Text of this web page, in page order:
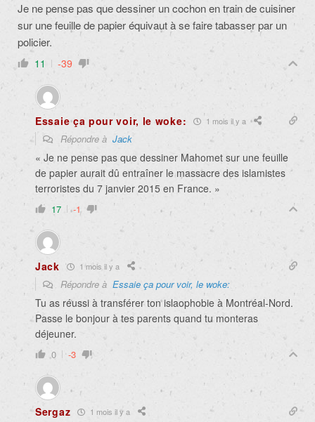
Je ne pense pas que dessiner un cochon en train de cuisiner
sur une feuille de papier équivaut à se faire tabasser par un
policier.
11 -39
Essaie ça pour voir, le woke: 1 mois il y a
Répondre à Jack
« Je ne pense pas que dessiner Mahomet sur une feuille
de papier aurait dû entraîner le massacre des islamistes
terroristes du 7 janvier 2015 en France. »
17 -1
Jack 1 mois il y a
Répondre à Essaie ça pour voir, le woke:
Tu as réussi à transférer ton islaophobie à Montréal-Nord.
Passe le bonjour à tes parents quand tu monteras
déjeuner.
0 -3
Sergaz 1 mois il y a